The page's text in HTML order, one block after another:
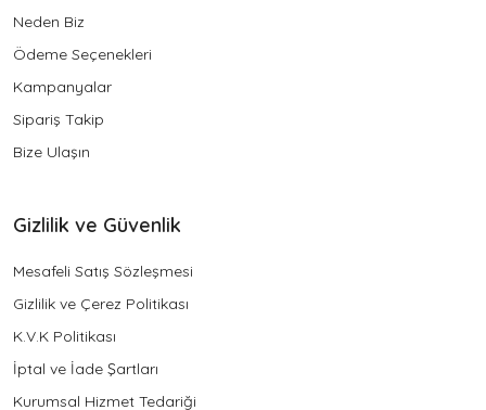
Neden Biz
Ödeme Seçenekleri
Kampanyalar
Sipariş Takip
Bize Ulaşın
Gizlilik ve Güvenlik
Mesafeli Satış Sözleşmesi
Gizlilik ve Çerez Politikası
K.V.K Politikası
İptal ve İade Şartları
Kurumsal Hizmet Tedariği